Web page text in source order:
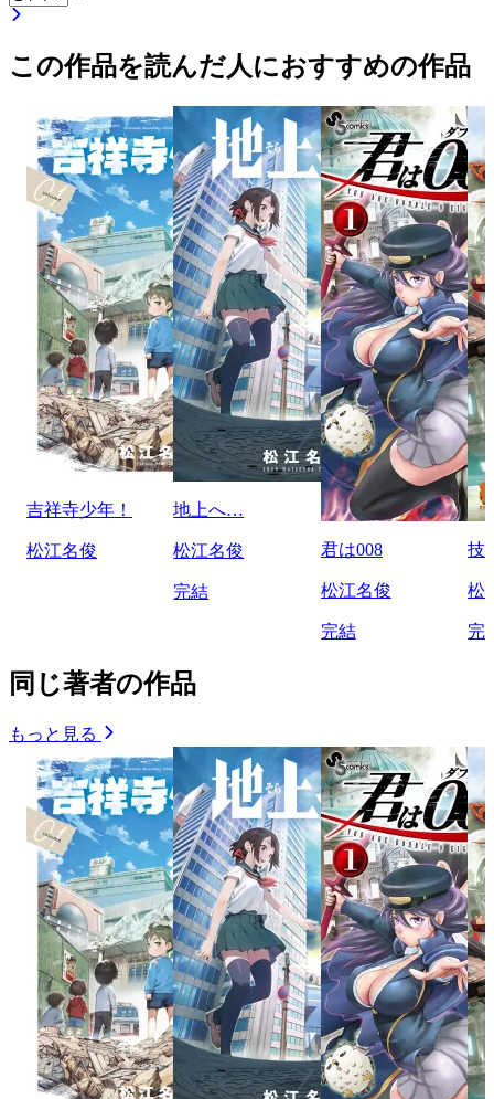
この作品を読んだ人におすすめの作品
吉祥寺少年！
松江名俊
地上へ…
松江名俊
完結
君は008
松江名俊
完結
技
松
完
同じ著者の作品
もっと見る